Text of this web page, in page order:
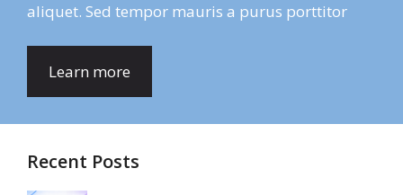
aliquet. Sed tempor mauris a purus porttitor
Learn more
Recent Posts